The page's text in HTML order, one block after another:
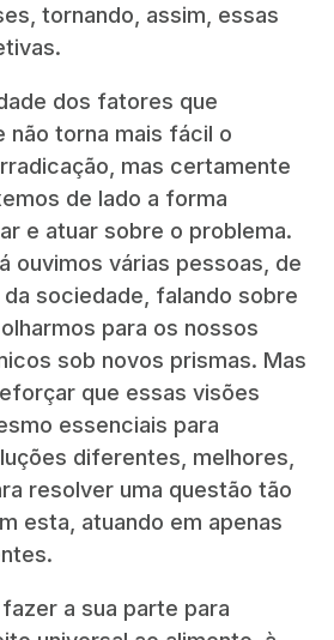
tornando, assim, essas
dos fatores que
não torna mais fácil o
mas certamente
de lado a forma
e atuar sobre o problema.
ouvimos várias pessoas, de
sociedade, falando sobre
para os nossos
sob novos prismas. Mas
que essas visões
essenciais para
diferentes, melhores,
resolver uma questão tão
esta, atuando em apenas
a sua parte para